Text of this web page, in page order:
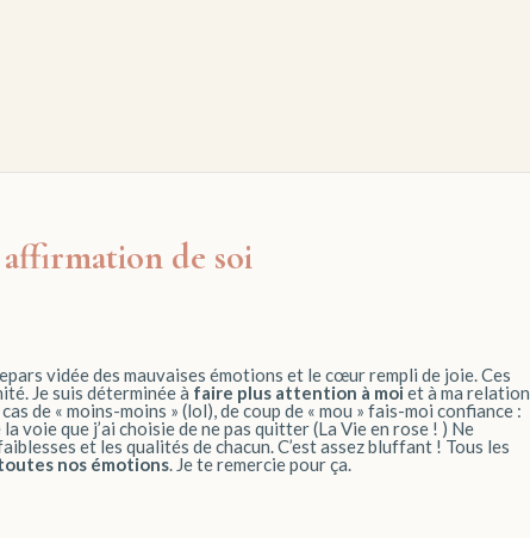
de soi
vidée des mauvaises émotions et le cœur rempli de joie. Ces
Je suis déterminée à faire plus attention à moi et à ma relation
de « moins-moins » (lol), de coup de « mou » fais-moi confiance :
voie que j’ai choisie de ne pas quitter (La Vie en rose ! ) Ne
et les qualités de chacun. C’est assez bluffant ! Tous les
nos émotions. Je te remercie pour ça.